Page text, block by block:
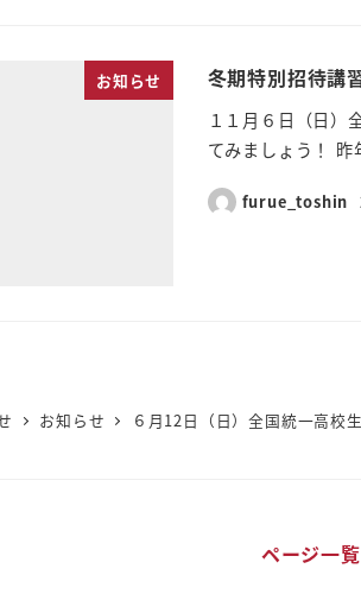
お知らせ 冬期特別招待講
１１月６日（日）
てみましょう！
furue_toshin
お知らせ ６月12日（日）全国統一高校
ページ一覧